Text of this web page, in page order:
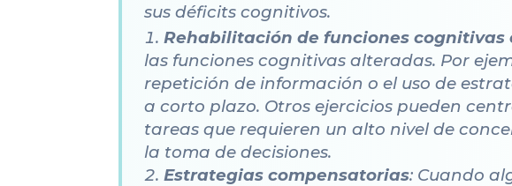
sus déficits cognitivos.
Rehabilitación de funciones cognitivas
las funciones cognitivas alteradas. Por
repetición de información o el uso de
a corto plazo. Otros ejercicios pueden
tareas que requieren un alto nivel de
la toma de decisiones.
Estrategias compensatorias: Cuando